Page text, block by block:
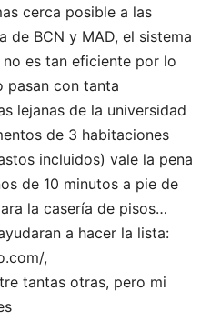
cerca posible a las
de BCN y MAD, el sistema
es tan eficiente por lo
pasan con tanta
lejanas de la universidad
de 3 habitaciones
incluidos) vale la pena
de 10 minutos a pie de
la casería de pisos…
a hacer la lista:
,
tantas otras, pero mi